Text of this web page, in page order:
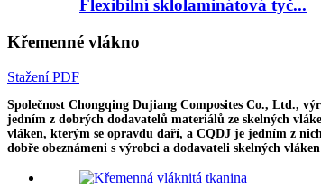
Flexibilní sklolaminátová tyč...
Křemenné vlákno
Stažení PDF
Společnost Chongqing Dujiang Composites Co., Ltd.,
jedním z dobrých dodavatelů materiálů ze skelných
vláken, kterým se opravdu daří, a CQDJ je jedním z
dobře obeznámeni s výrobci a dodavateli skelných